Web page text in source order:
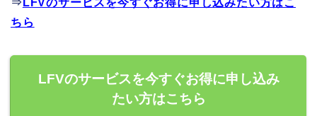
⇒ LFVのサービスを今すぐお得に申し込みたい方はこ
ちら
LFVのサービスを今すぐお得に申し込み
たい方はこちら